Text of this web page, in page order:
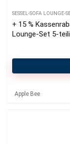
SESSEL-SOFA LOUNGE-
+ 15 %
Lounge-Set 5-
Apple Bee